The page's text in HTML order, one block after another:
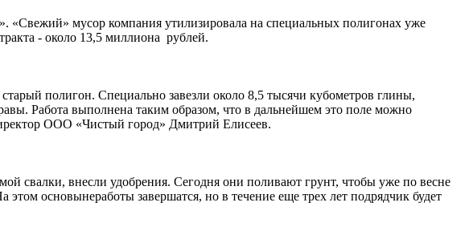
мусор компания утилизировала на специальных полигонах уже
- около 13,5 миллиона рублей.
полигон. Специально завезли около 8,5 тысячи кубометров глины,
Работа выполнена таким образом, что в дальнейшем это поле можно
ООО «Чистый город» Дмитрий Елисеев.
свалки, внесли удобрения. Сегодня они поливают грунт, чтобы уже по весне
основынеработы завершатся, но в течение еще трех лет подрядчик будет